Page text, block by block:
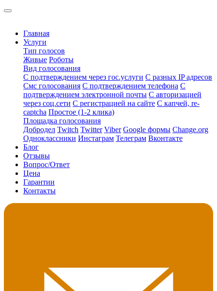
Главная
Услуги
Тип голосов
Живые Роботы
Вид голосования
С подтверждением через гос.услуги С разных IP адресов
Смс голосования С подтверждением телефона С
подтверждением электронной почты С авторизацией
через соц.сети С регистрацией на сайте С капчей, re-
captcha Простое (1-2 клика)
Площадка голосования
Добродел Twitch Twitter Viber Google формы Change.org
Одноклассники Инстаграм Телеграм Вконтакте
Блог
Отзывы
Вопрос/Ответ
Цена
Гарантии
Контакты